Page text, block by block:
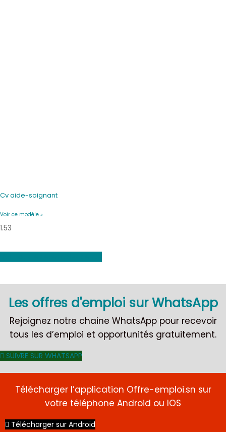
Cv aide-soignant
Voir ce modèle »
Les offres d'emploi sur WhatsApp
Rejoignez notre chaine WhatsApp pour recevoir
tous les d’emploi et opportunités gratuitement.
SUIVRE SUR WHATSAPP
Télécharger l’application Offre-emploi.sn sur
votre téléphone Android ou IOS
Télécharger sur Android